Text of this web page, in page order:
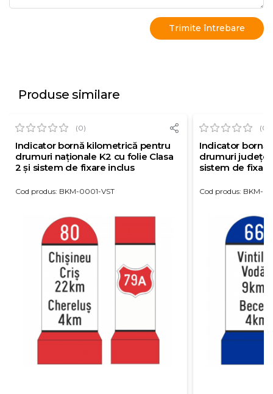
Produse similare
(0)
Indicator bornă kilometrică pentru
drumuri naționale K2 cu folie Clasa
2 și sistem de fixare inclus
Cod produs: BKM-0001-VST
(0)
Indicator bornă
drumuri
sistem de
Cod produs: BKM-